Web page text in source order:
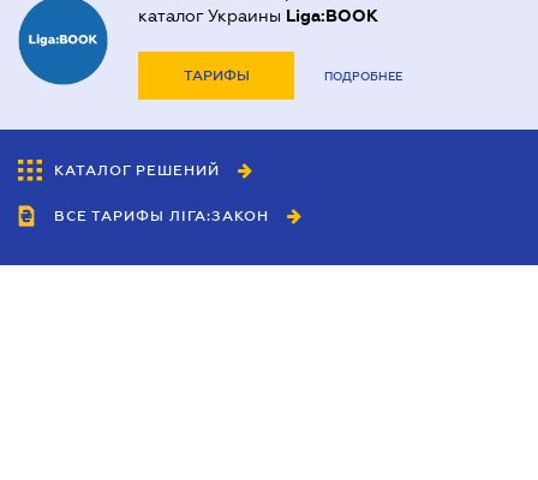
каталог Украины Liga:BOOK
ТАРИФЫ ПОДРОБНЕЕ
КАТАЛОГ РЕШЕНИЙ
ВСЕ ТАРИФЫ ЛІГА:ЗАКОН